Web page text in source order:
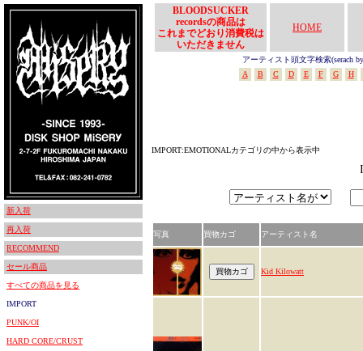
新入荷
再入荷
RECOMMEND
セール商品
すべての商品を見る
IMPORT
PUNK/OI
HARD CORE/CRUST
BLOODSUCKER
recordsの商品は
これまでどおり消費税は
いただきません
HOME
アーティスト頭文字検索(serach
A
B C D E F G H
IMPORT:EMOTIONALカテゴリの中から表示中
写真 買物カゴ アーティスト名
Kid Kilowatt